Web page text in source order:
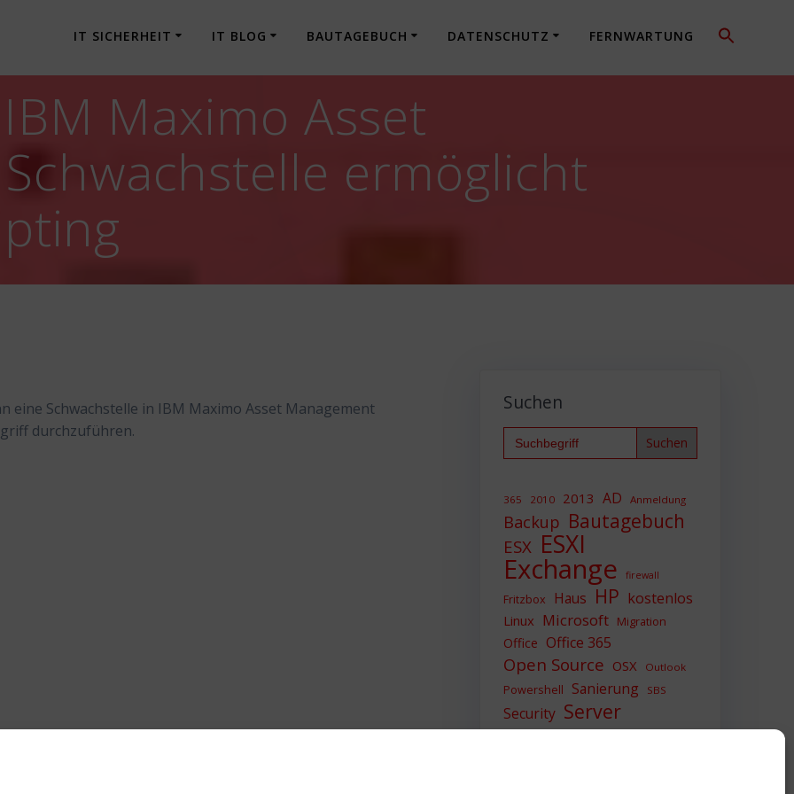
IT SICHERHEIT IT BLOG BAUTAGEBUCH DATENSCHUTZ FERNWARTUNG
Maximo Asset
ermöglicht
Schwachstelle in IBM Maximo Asset Management
durchzuführen.
Suchen
Search
for:
365 2010 2013 AD Anmeldung
Backup Bautagebuch
ESX ESXI
Exchange firewall
Fritzbox Haus HP kostenlos
Linux Microsoft Migration
Office Office 365
Open Source OSX Outlook
Powershell Sanierung SBS
Security Server
Sicherheit SIEM